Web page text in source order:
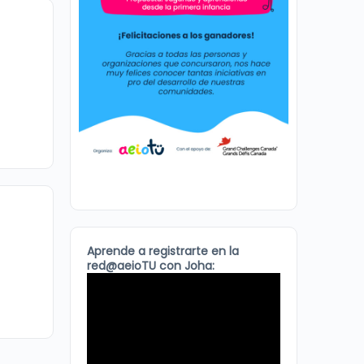
Aprende a registrarte en la
red@aeioTU con Joha: